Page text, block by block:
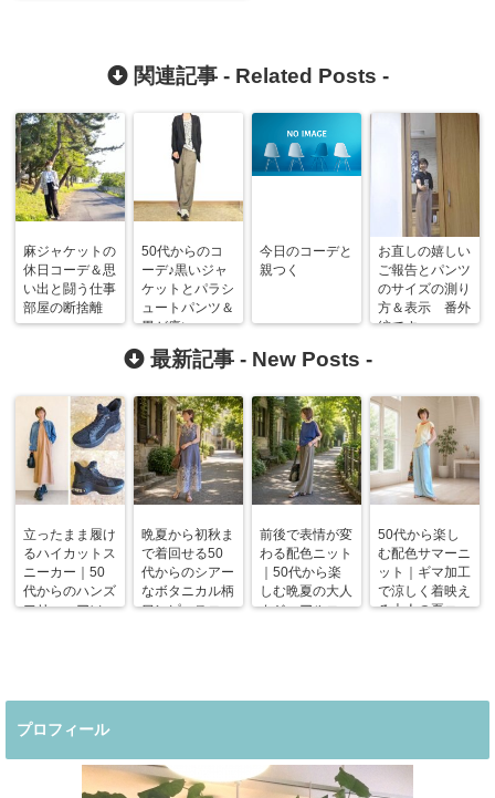
関連記事 - Related Posts -
麻ジャケットの
休日コーデ＆思
い出と闘う仕事
部屋の断捨離
50代からのコ
ーデ♪黒いジャ
ケットとパラシ
ュートパンツ＆
胃が痛い
今日のコーデと
親つく
お直しの嬉しい
ご報告とパンツ
のサイズの測り
方＆表示 番外
編です
最新記事 - New Posts -
立ったまま履け
るハイカットス
ニーカー｜50
代からのハンズ
フリーエアソー
晩夏から初秋ま
で着回せる50
代からのシアー
なボタニカル柄
ワンピースコー
前後で表情が変
わる配色ニット
｜50代から楽
しむ晩夏の大人
カジュアルコー
50代から楽し
む配色サマーニ
ット｜ギマ加工
で涼しく着映え
る大人の夏コー
プロフィール